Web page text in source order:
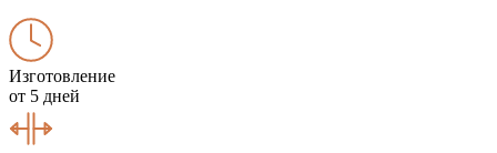
Изготовление
от 5 дней